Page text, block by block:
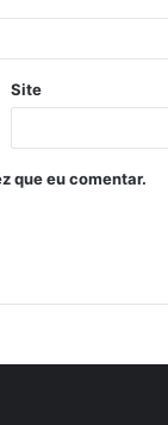
Site
que eu comentar.